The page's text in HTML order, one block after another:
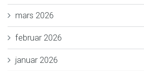
mars 2026
februar 2026
januar 2026